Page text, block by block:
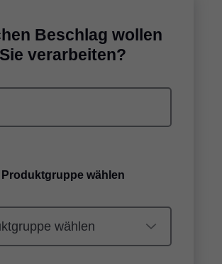
Beschlag wollen
Sie verarbeiten?
Produktgruppe wählen